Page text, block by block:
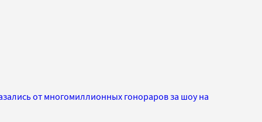
от многомиллионных гонораров за шоу на